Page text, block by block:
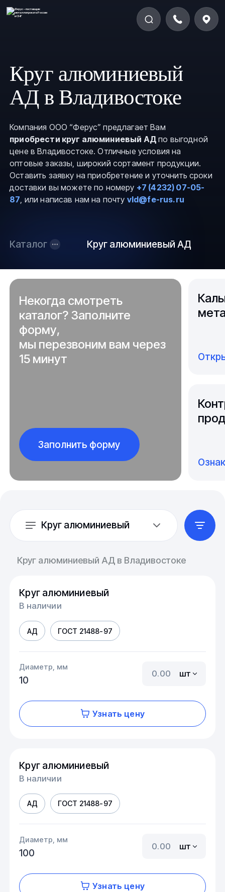
Круг алюминиевый
АД в Владивостоке
Компания ООО “Ферус” предлагает Вам
приобрести круг алюминиевый АДпо выгодной
цене в Владивостоке. Отличные условия на
оптовые заказы, широкий сортамент продукции.
Оставить заявку на приобретение и уточнить сроки
доставки вы можете по номеру +7 (4232) 07-05-
87, или написав нам на почту vld@fe-rus.ru
Каталог Круг алюминиевый АД
Некогда смотреть
каталог? Заполните
форму,
мы перезвоним вам через
15 минут
Заполнить форму
Круг алюминиевый
Круг алюминиевый АД в Владивостоке
Круг алюминиевый
В наличии
АД ГОСТ 21488-97
Диаметр, мм
10
шт
Узнать цену
Круг алюминиевый
В наличии
АД ГОСТ 21488-97
Диаметр, мм
100
шт
Узнать цену